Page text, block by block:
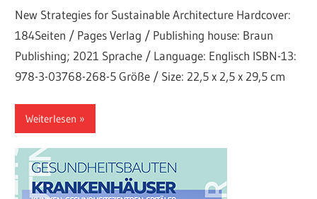
New Strategies for Sustainable Architecture Hardcover:
184Seiten / Pages Verlag / Publishing house: Braun
Publishing; 2021 Sprache / Language: Englisch ISBN-13:
978-3-03768-268-5 Größe / Size: 22,5 x 2,5 x 29,5 cm
Weiterlesen